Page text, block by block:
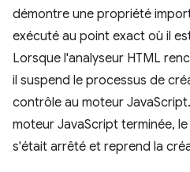
démontre une propriété
exécuté au point exact où il
Lorsque l'analyseur HTML
il suspend le processus de
contrôle au moteur
moteur JavaScript terminée,
s'était arrêté et reprend la